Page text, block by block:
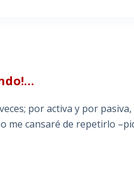
por activa y por
me cansaré de repetirlo